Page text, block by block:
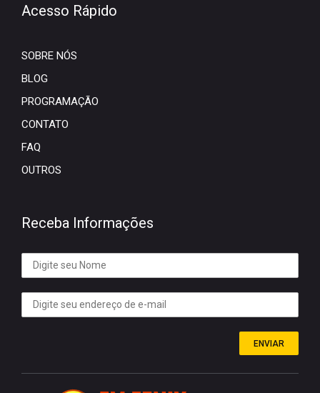
Acesso Rápido
SOBRE NÓS
BLOG
PROGRAMAÇÃO
CONTATO
FAQ
OUTROS
Receba Informações
ENVIAR